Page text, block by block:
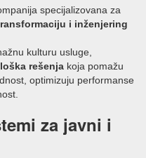
specijalizovana za
i inženjering
kulturu usluge,
rešenja koja pomažu
optimizuju performanse
za javni i